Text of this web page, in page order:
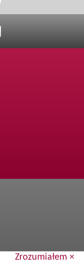
Zrozumiałem ×